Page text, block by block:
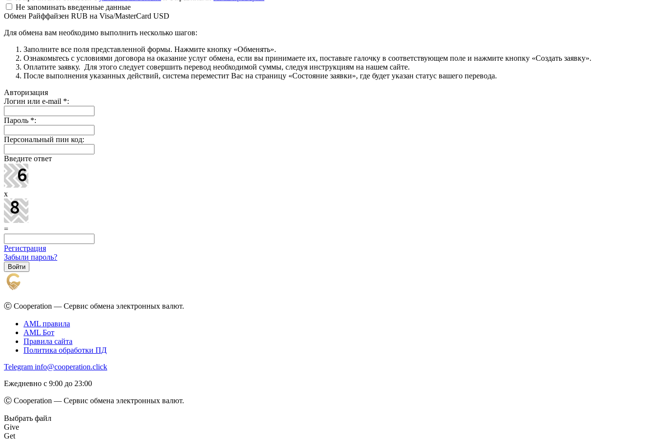
Не запоминать введенные данные
Обмен Райффайзен RUB на Visa/MasterCard USD
Для обмена вам необходимо выполнить несколько шагов:
Заполните все поля представленной формы. Нажмите кнопку «Обменять».
Ознакомьтесь с условиями договора на оказание услуг обмена, если вы принимаете их, поставьте галочку в соответствующем поле и нажмите кнопку «Создать заявку».
Оплатите заявку. Для этого следует совершить перевод необходимой суммы, следуя инструкциям на нашем сайте.
После выполнения указанных действий, система переместит Вас на страницу «Состояние заявки», где будет указан статус вашего перевода.
Авторизация
Логин или e-mail *:
Пароль *:
Персональный пин код:
Введите ответ
x
=
Регистрация
Забыли пароль?
Ⓒ Cooperation — Сервис обмена электронных валют.
AML правила
AML Бот
Правила сайта
Политика обработки ПД
Telegram info@cooperation.click
Ежедневно с 9:00 до 23:00
Ⓒ Cooperation — Сервис обмена электронных валют.
Выбрать файл
Give
Get